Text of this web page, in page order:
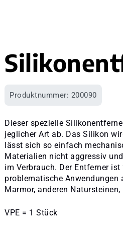
Produktnummer: 200090
Dieser spezielle
jeglicher Art ab. Das Silikon
lässt sich so einfach
Materialien nicht aggressiv
im Verbrauch. Der Entferner
problematische Anwendungen
Marmor, anderen
VPE = 1 Stück